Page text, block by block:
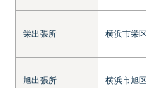
栄出張所 横浜市栄
旭出張所 横浜市旭